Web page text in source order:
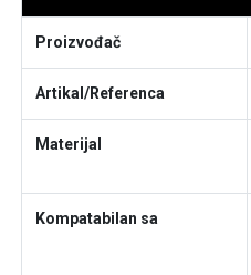
Proizvođač
Artikal/Referenca
Materijal
Kompatabilan sa